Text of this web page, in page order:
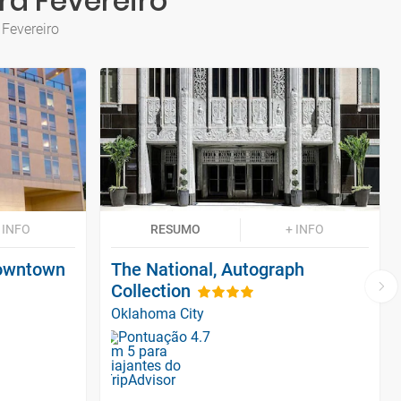
RESUMO + INFO
The National, Autograph
Collection
Oklahoma City